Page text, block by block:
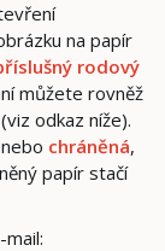
na papír
rodový
můžete rovněž
(viz odkaz níže).
nebo chráněná,
papír stačí
mail: